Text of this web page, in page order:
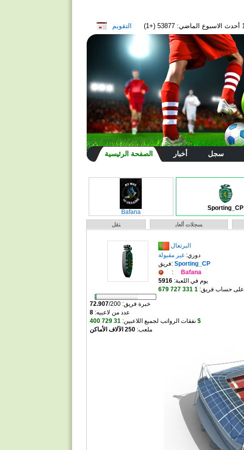
أحدث الاسبوع الماضي: 53877 (+1) التقويم
الصفحة الرئيسية أخبار سجل
Bafana
Sporting_CP
سجلات ألعاب نقل
البرتغال
دوري: غير مقبولة
فريق: Sporting_CP
:
Bafana
يوم في اللعبة: 5916
على حساب فريق:
خبرة فريق: 72.907/200
عدد من لاعبيه: 8
نفقات الرواتب لجميع اللاعبين: 31 729 400 $
ملعب: 250 الآلاف الأماكن